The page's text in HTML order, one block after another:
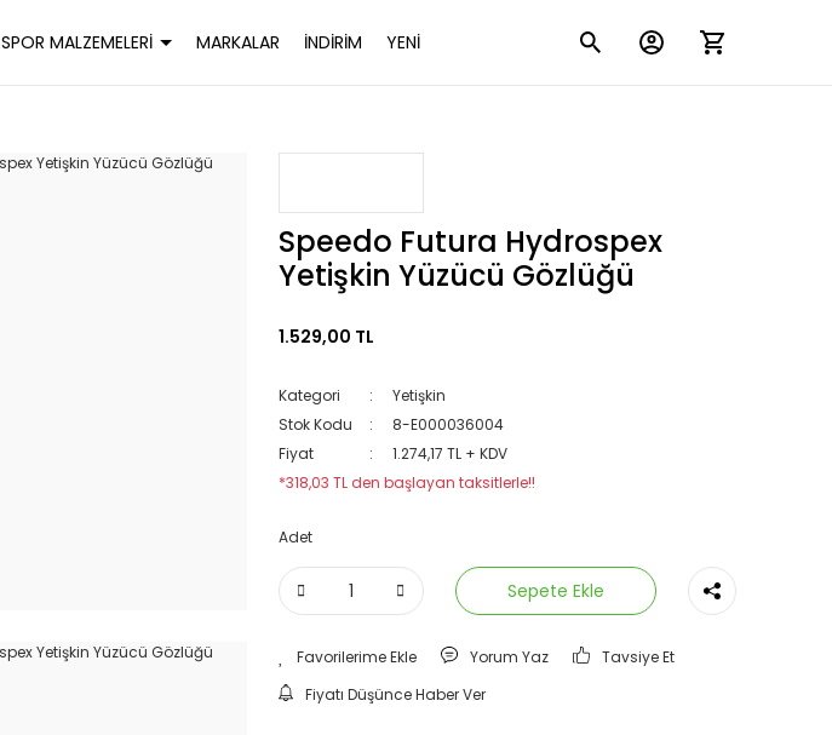
SPOR MALZEMELERİ MARKALAR İNDİRİM YENİ
Speedo Futura Hydrospex
Yetişkin Yüzücü Gözlüğü
1.529,00 TL
Kategori
Yetişkin
Stok Kodu
8-E000036004
Fiyat
1.274,17 TL + KDV
*318,03 TL den başlayan taksitlerle!!
Adet
Sepete Ekle
Yorum Yaz
Tavsiye Et
Fiyatı Düşünce Haber Ver